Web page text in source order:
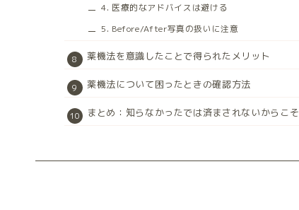
4. 医療的なアドバイスは避ける
5. Before/After写真の扱いに注意
薬機法を意識したことで得られたメリット
薬機法について困ったときの確認方法
まとめ：知らなかったでは済まされないからこそ